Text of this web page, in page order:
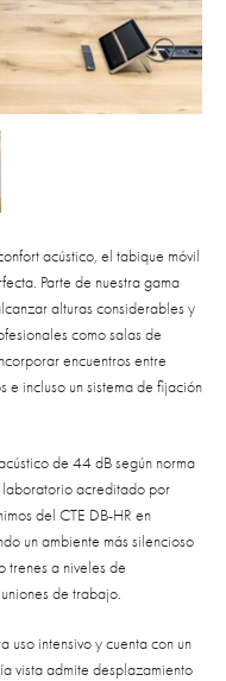
acústico, el tabique móvil
Parte de nuestra gama
alturas considerables y
como salas de
encuentros entre
e incluso un sistema de fijación
de 44 dB según norma
acreditado por
del CTE DB-HR en
un ambiente más silencioso
trenes a niveles de
de trabajo.
uso intensivo y cuenta con un
vista admite desplazamiento